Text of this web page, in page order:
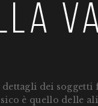
dei
è quello delle